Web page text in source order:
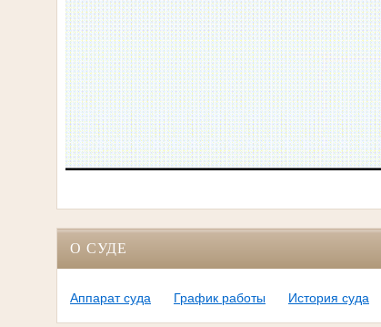
О СУДЕ
Аппарат суда График работы История суда